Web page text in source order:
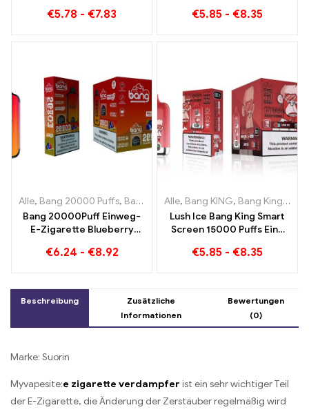
Genuss
€5.78 - €7.83
den entspannenden
€5.85 - €8.35
Alle, Bang 20000 Puffs, Bang KING ,Einweg E-Zigaretten,
Bang 20000Puff Einweg-
E-Zigarette Blueberry
und Dual Mesh
€6.24 - €8.92
Alle, Bang KING, Bang King Smart Screen 15000 Puff
Lush Ice Bang King Smart
Screen 15000 Puffs Eine
Mischung aus
€5.85 - €8.35
Beschreibung
Zusätzliche
Informationen
Bewertungen
(0)
Marke: Suorin
Myvapesite:e zigarette verdampfer ist ein sehr wichtiger Teil
der E-Zigarette, die Änderung der Zerstäuber regelmäßig wird